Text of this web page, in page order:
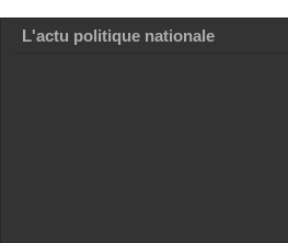
L'actu politique nationale